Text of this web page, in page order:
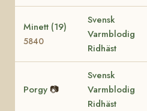
Minett (19)
5840
Svensk
Varmblodig
Ridhäst
Porgy 📷
Svensk
Varmblodig
Ridhäst